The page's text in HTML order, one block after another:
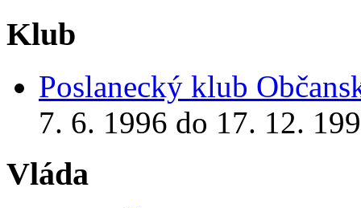
Klub
Poslanecký klub
7. 6. 1996 do 17. 12.
Vláda